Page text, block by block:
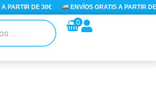
DE 30€ ENVÍOS GRATIS A PARTIR DE
0